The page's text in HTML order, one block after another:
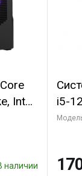
Intel
наличии
i5-
7,
SSD)